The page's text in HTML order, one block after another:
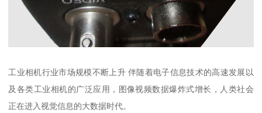
工业相机行业市场规模不断上升 伴随着电子信息技术的高速发展以
及各类工业相机的广泛应用，图像视频数据爆炸式增长，人类社会
正在进入视觉信息的大数据时代。